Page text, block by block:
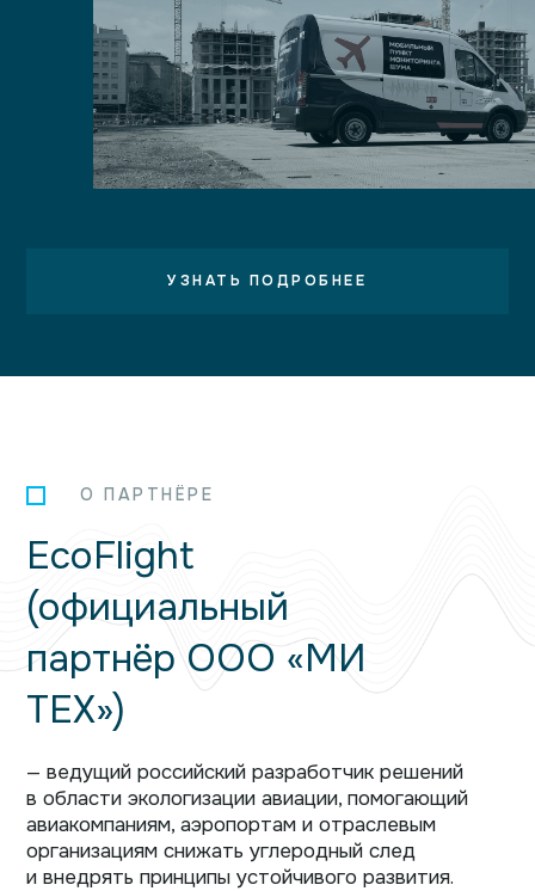
УЗНАТЬ ПОДРОБНЕЕ
EcoFlight
(официальный
партнёр ООО «МИ
ТЕХ‎»‎)
— ведущий российский разработчик решений
в области экологизации авиации, помогающий
авиакомпаниям, аэропортам и отраслевым
организациям снижать углеродный след
и внедрять принципы устойчивого развития.
О ПАРТНЁРЕ